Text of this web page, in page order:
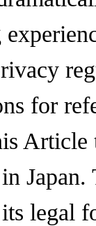
for
Article
Japan.
legal